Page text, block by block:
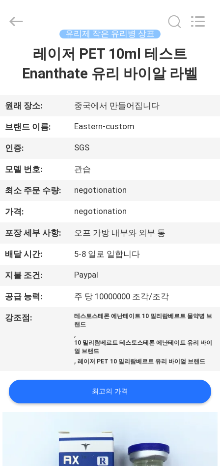
품
우
리
하
여
공
장
여
질
관
2017
유리제 작은 유리병 상표
레이저 PET 10ml 테스트
Enanthate 유리 바이알 라벨
원래 장소: 중국에서 만들어집니다
브랜드 이름: Eastern-custom
인증: SGS
모델 번호: 관습
최소 주문 수량: negotionation
가격: negotionation
포장 세부 사항: 오프 가방 내부와 외부 통
배달 시간: 5-8 일로 일합니다
지불 조건: Paypal
공급 능력: 주 당 10000000 조각/조각
강조점:
테스토스테론 에난테이트 10 밀리람베르트 물약병 브
랜드
,
10 밀리람베르트 테스토스테론 에난테이트 유리 바이
얼 브랜드
,레이저 PET 10 밀리람베르트 유리 바이얼 브랜드
최고의 가격